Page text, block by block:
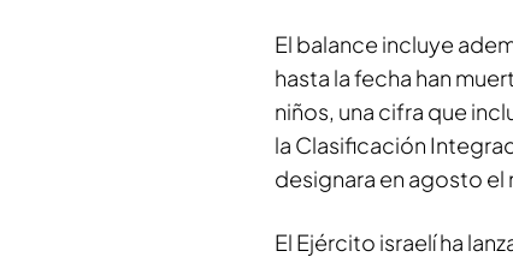
El balance incluye
hasta la fecha han
niños, una cifra que
la Clasificación
designara en agosto el
El Ejército israelí ha